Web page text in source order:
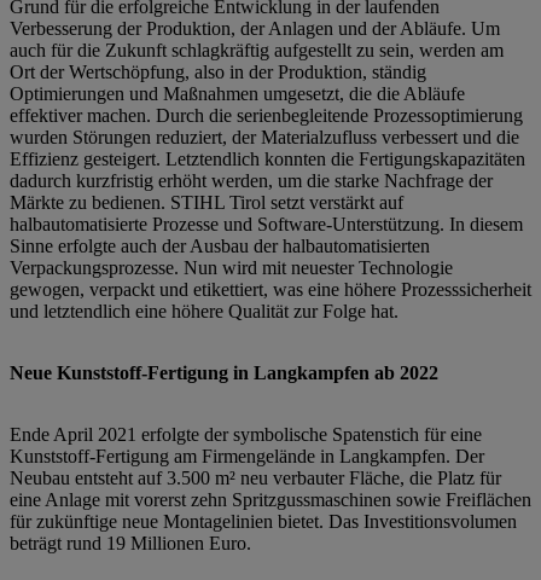
Grund für die erfolgreiche Entwicklung in der laufenden
Verbesserung der Produktion, der Anlagen und der Abläufe. Um
auch für die Zukunft schlagkräftig aufgestellt zu sein, werden am
Ort der Wertschöpfung, also in der Produktion, ständig
Optimierungen und Maßnahmen umgesetzt, die die Abläufe
effektiver machen. Durch die serienbegleitende Prozessoptimierung
wurden Störungen reduziert, der Materialzufluss verbessert und die
Effizienz gesteigert. Letztendlich konnten die Fertigungskapazitäten
dadurch kurzfristig erhöht werden, um die starke Nachfrage der
Märkte zu bedienen. STIHL Tirol setzt verstärkt auf
halbautomatisierte Prozesse und Software-Unterstützung. In diesem
Sinne erfolgte auch der Ausbau der halbautomatisierten
Verpackungsprozesse. Nun wird mit neuester Technologie
gewogen, verpackt und etikettiert, was eine höhere Prozesssicherheit
und letztendlich eine höhere Qualität zur Folge hat.
Neue Kunststoff-Fertigung in Langkampfen ab 2022
Ende April 2021 erfolgte der symbolische Spatenstich für eine
Kunststoff-Fertigung am Firmengelände in Langkampfen. Der
Neubau entsteht auf 3.500 m² neu verbauter Fläche, die Platz für
eine Anlage mit vorerst zehn Spritzgussmaschinen sowie Freiflächen
für zukünftige neue Montagelinien bietet. Das Investitionsvolumen
beträgt rund 19 Millionen Euro.